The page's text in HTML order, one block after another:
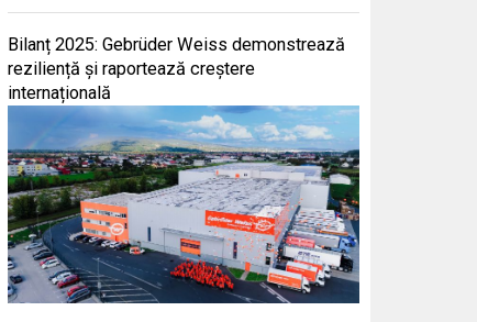
Bilanț 2025: Gebrüder Weiss demonstrează
reziliență și raportează creștere
internațională